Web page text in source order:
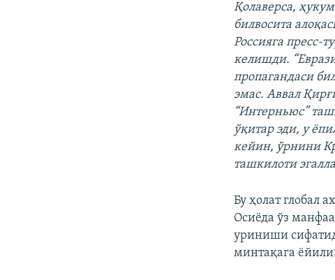
Қолаверса,
билвосита
Россияга пресс-
келишди.
пропагандаси
эмас. Аввал
“Интерньюс”
ўқитар эди, у
кейин, ўрнини
ташкилоти
Бу ҳолат глобал
Осиёда ўз
уриниши
минтақага